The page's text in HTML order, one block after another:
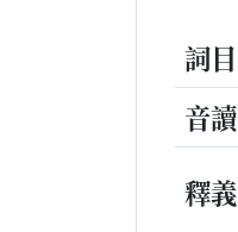
詞目
音讀
釋義